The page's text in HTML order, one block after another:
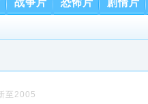
战争片 恐怖片 剧情片
至2005